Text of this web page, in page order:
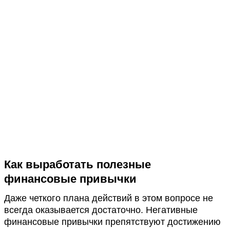
Как выработать полезные
финансовые привычки
Даже четкого плана действий в этом вопросе не
всегда оказывается достаточно. Негативные
финансовые привычки препятствуют достижению